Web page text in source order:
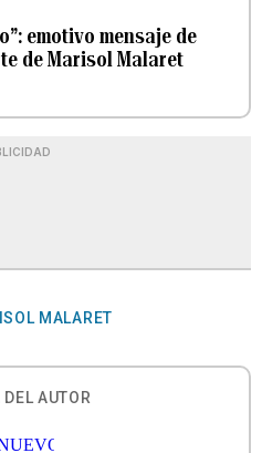
emotivo mensaje de
de Marisol Malaret
MALARET
DEL AUTOR